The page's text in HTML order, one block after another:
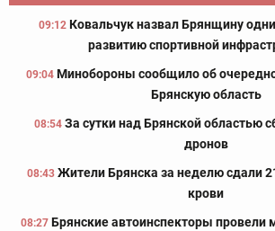
09:12 Ковальчук назвал Брянщину
развитию спортивной
09:04 Минобороны сообщило об
Брянскую область
08:54 За сутки над Брянской областью
дронов
08:43 Жители Брянска за неделю сдали
крови
08:27 Брянские автоинспекторы провели